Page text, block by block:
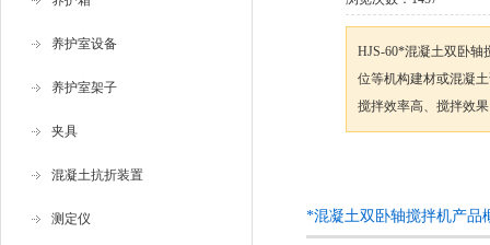
养护室设备
养护室架子
夹具
混凝土抗折装置
测定仪
HJS-60*混凝土双卧轴
位等机构建材或混凝
搅拌效率高、搅拌效
*混凝土双卧轴搅拌机产品